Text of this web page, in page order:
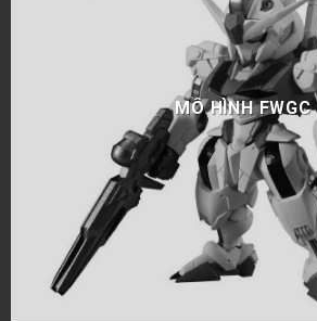
MÔ HÌNH FWGC